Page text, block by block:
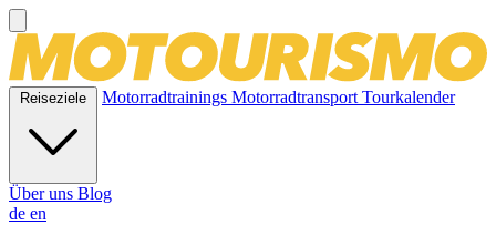
Reiseziele Motorradtrainings MotorradtransportTourkalender
Über uns Blog
de en